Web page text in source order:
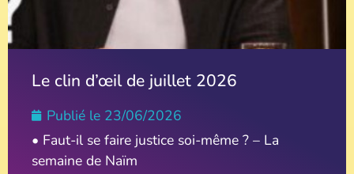
Le clin d’œil de juillet 2026
Publié le 23/06/2026
• Faut-il se faire justice soi-même ? – La
semaine de Naïm